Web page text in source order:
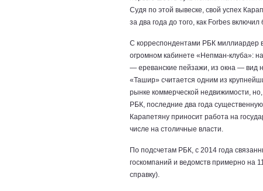
Судя по этой вывеске, свой успех
за два года до того, как Forbes
С корреспондентами РБК миллиардер
огромном кабинете «Непман-клуба»:
— ереванские пейзажи, из окна — вид
«Ташир» считается одним из
рынке коммерческой недвижимости,
РБК, последние два года
Карапетяну приносит работа на
числе на столичные власти.
По подсчетам РБК, с 2014 года
госкомпаний и ведомств примерно на
справку).